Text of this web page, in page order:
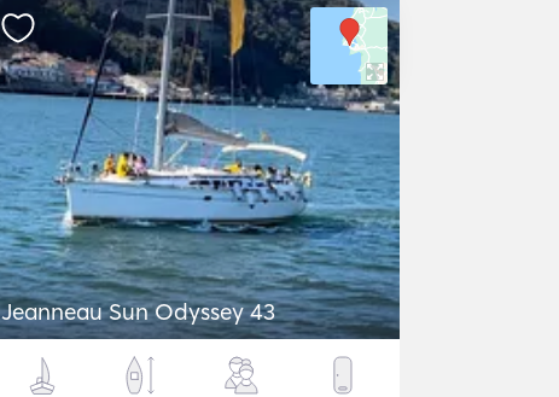
Jeanneau Sun Odyssey 43